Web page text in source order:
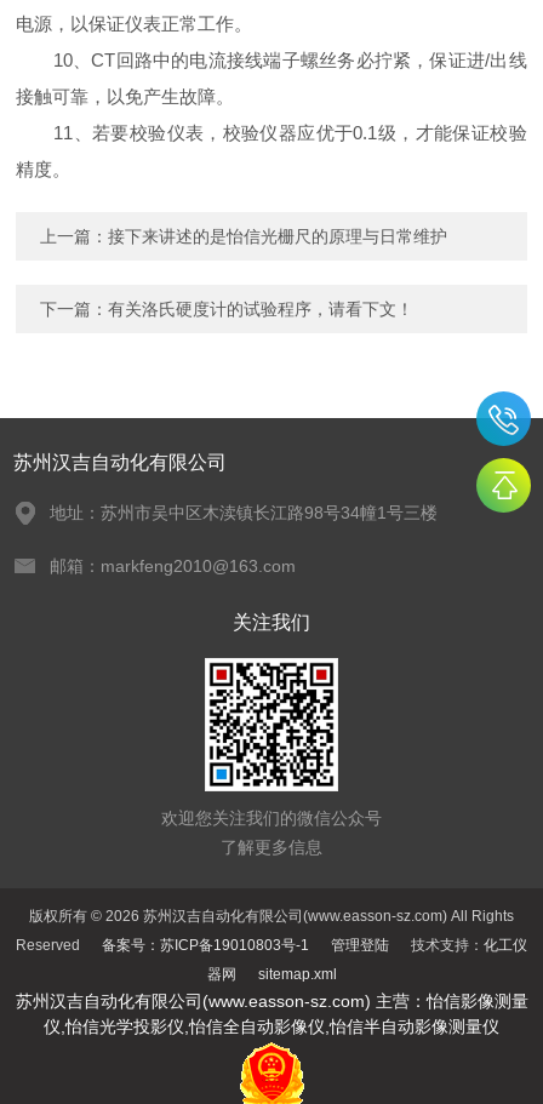
电源，以保证仪表正常工作。
10、CT回路中的电流接线端子螺丝务必拧紧，保证进/出线
接触可靠，以免产生故障。
11、若要校验仪表，校验仪器应优于0.1级，才能保证校验
精度。
上一篇：接下来讲述的是怡信光栅尺的原理与日常维护
下一篇：有关洛氏硬度计的试验程序，请看下文！
苏州汉吉自动化有限公司
地址：苏州市吴中区木渎镇长江路98号34幢1号三楼
邮箱：markfeng2010@163.com
关注我们
欢迎您关注我们的微信公众号
了解更多信息
版权所有 © 2026 苏州汉吉自动化有限公司(www.easson-sz.com) All Rights
Reserved 备案号：苏ICP备19010803号-1 管理登陆 技术支持： 化工仪
器网
sitemap.xml
苏州汉吉自动化有限公司(www.easson-sz.com) 主营：怡信影像测量
仪,怡信光学投影仪,怡信全自动影像仪,怡信半自动影像测量仪